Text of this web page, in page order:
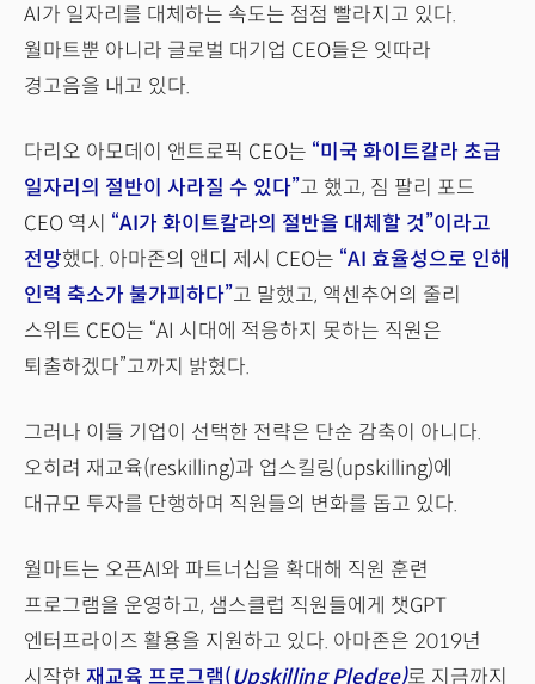
AI가 일자리를 대체하는 속도는 점점 빨라지고 있다.
월마트뿐 아니라 글로벌 대기업 CEO들은 잇따라
경고음을 내고 있다.
다리오 아모데이 앤트로픽 CEO는 “미국 화이트칼라 초급
일자리의 절반이 사라질 수 있다”고 했고, 짐 팔리 포드
CEO 역시 “AI가 화이트칼라의 절반을 대체할 것”이라고
전망했다. 아마존의 앤디 제시 CEO는 “AI 효율성으로 인해
인력 축소가 불가피하다”고 말했고, 액센추어의 줄리
스위트 CEO는 “AI 시대에 적응하지 못하는 직원은
퇴출하겠다”고까지 밝혔다.
그러나 이들 기업이 선택한 전략은 단순 감축이 아니다.
오히려 재교육(reskilling)과 업스킬링(upskilling)에
대규모 투자를 단행하며 직원들의 변화를 돕고 있다.
월마트는 오픈AI와 파트너십을 확대해 직원 훈련
프로그램을 운영하고, 샘스클럽 직원들에게 챗GPT
엔터프라이즈 활용을 지원하고 있다. 아마존은 2019년
시작한 재교육 프로그램(Upskilling Pledge)로 지금까지